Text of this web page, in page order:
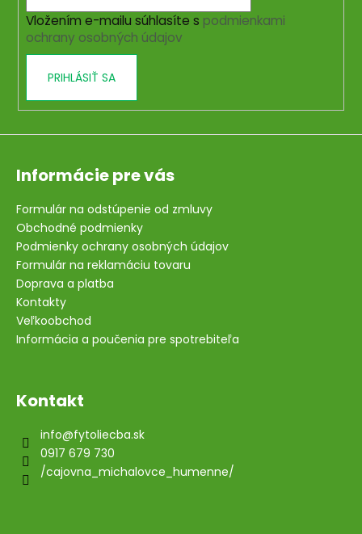
Vložením e-mailu súhlasíte s podmienkami
ochrany osobných údajov
PRIHLÁSIŤ SA
Informácie pre vás
Formulár na odstúpenie od zmluvy
Obchodné podmienky
Podmienky ochrany osobných údajov
Formulár na reklamáciu tovaru
Doprava a platba
Kontakty
Veľkoobchod
Informácia a poučenia pre spotrebiteľa
Kontakt
info@fytoliecba.sk
0917 679 730
/cajovna_michalovce_humenne/